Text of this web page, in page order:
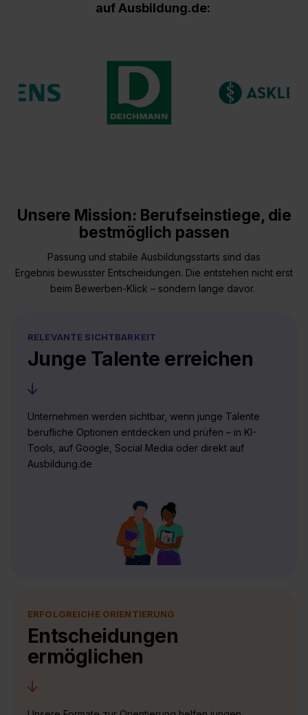
auf Ausbildung.de:
Unsere Mission: Berufseinstiege, die
bestmöglich passen
Passung und stabile Ausbildungsstarts sind das
Ergebnis bewusster Entscheidungen. Die entstehen nicht erst
beim Bewerben-Klick – sondern lange davor.
RELEVANTE SICHTBARKEIT
Junge Talente erreichen
Unternehmen werden sichtbar, wenn junge Talente
berufliche Optionen entdecken und prüfen – in KI-
Tools, auf Google, Social Media oder direkt auf
Ausbildung.de
ERFOLGREICHE ORIENTIERUNG
Entscheidungen
ermöglichen